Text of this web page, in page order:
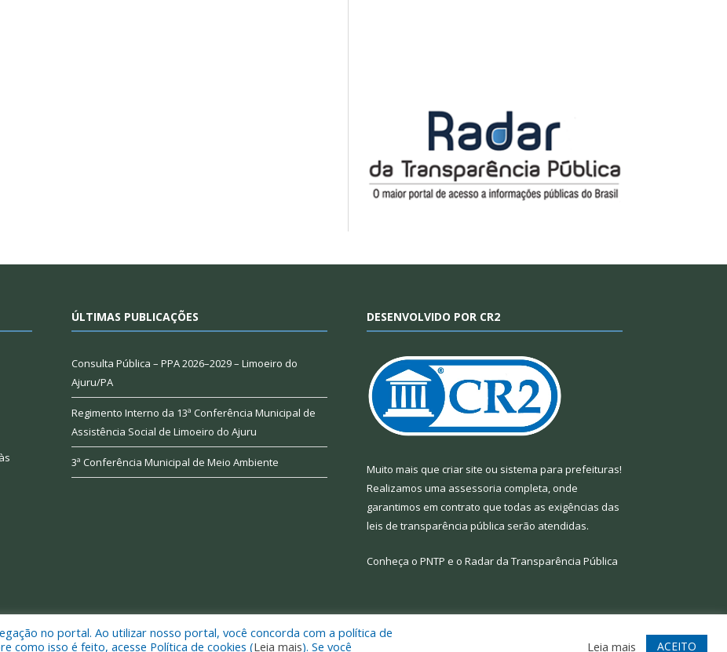
ÚLTIMAS PUBLICAÇÕES
Consulta Pública – PPA 2026–2029 – Limoeiro do
Ajuru/PA
Regimento Interno da 13ª Conferência Municipal de
Assistência Social de Limoeiro do Ajuru
3ª Conferência Municipal de Meio Ambiente
DESENVOLVIDO POR CR2
Muito mais que criar site ou sistema para prefeituras!
Realizamos uma assessoria completa, onde
garantimos em contrato que todas as exigências das
leis de transparência pública serão atendidas.
Conheça o PNTP e o Radar da Transparência Pública
de Limoeiro do Ajuru. Mapa do Site Acessar Webmail
no portal. Ao utilizar nosso portal, você concorda com a política de
como isso é feito, acesse Política de cookies (Leia mais). Se você Leia mais ACEITO